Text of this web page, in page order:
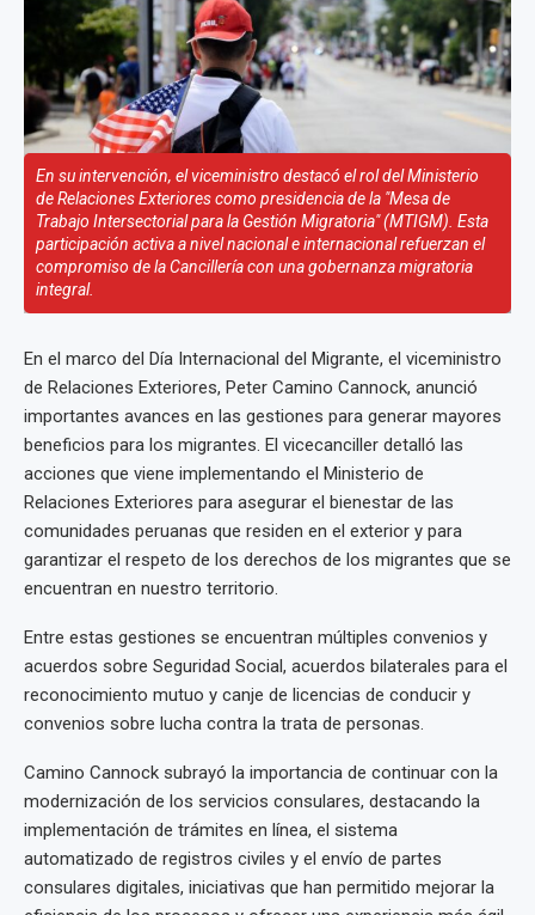
En su intervención, el viceministro destacó el rol del Ministerio
de Relaciones Exteriores como presidencia de la "Mesa de
Trabajo Intersectorial para la Gestión Migratoria" (MTIGM). Esta
participación activa a nivel nacional e internacional refuerzan el
compromiso de la Cancillería con una gobernanza migratoria
integral.
En el marco del Día Internacional del Migrante, el viceministro
de Relaciones Exteriores, Peter Camino Cannock, anunció
importantes avances en las gestiones para generar mayores
beneficios para los migrantes. El vicecanciller detalló las
acciones que viene implementando el Ministerio de
Relaciones Exteriores para asegurar el bienestar de las
comunidades peruanas que residen en el exterior y para
garantizar el respeto de los derechos de los migrantes que se
encuentran en nuestro territorio.
Entre estas gestiones se encuentran múltiples convenios y
acuerdos sobre Seguridad Social, acuerdos bilaterales para el
reconocimiento mutuo y canje de licencias de conducir y
convenios sobre lucha contra la trata de personas.
Camino Cannock subrayó la importancia de continuar con la
modernización de los servicios consulares, destacando la
implementación de trámites en línea, el sistema
automatizado de registros civiles y el envío de partes
consulares digitales, iniciativas que han permitido mejorar la